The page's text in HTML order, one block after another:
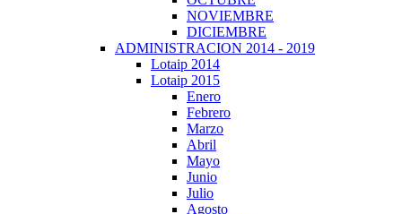
NOVIEMBRE
DICIEMBRE
ADMINISTRACION 2014 - 2019
Lotaip 2014
Lotaip 2015
Enero
Febrero
Marzo
Abril
Mayo
Junio
Julio
Agosto